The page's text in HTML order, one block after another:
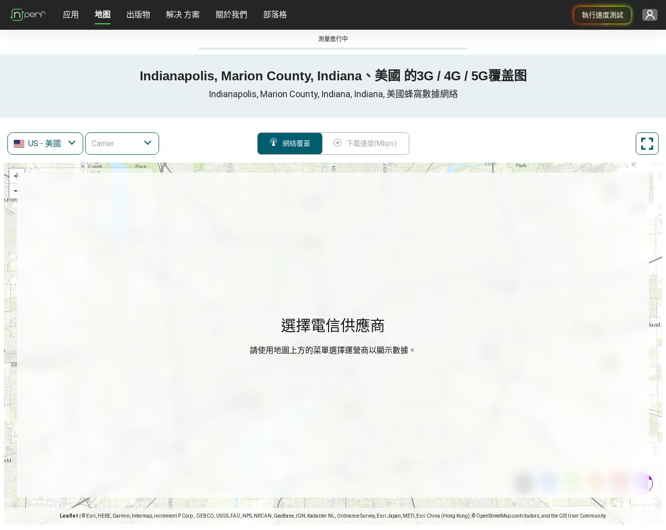
執行速度測試
应用 地图 出版物 解决 方案 關於我們 部落格
測量進行中
Indianapolis, Marion County, Indiana、美國 的3G / 4G / 5G覆盖图
Indianapolis, Marion County, Indiana, Indiana, 美國蜂窩數據網絡
US - 美國 網絡覆蓋 下載速度(Mbps)
+
−
Leaflet © Esri, HERE, Garmin, Intermap, increment P Corp., GEBCO, USGS, FAO, NPS, NRCAN, GeoBase, IGN, Kadaster NL, Ordnance Survey, Esri Japan, METI, Esri China (Hong Kong), © OpenStreetMap contributors, and the GIS User Community
選擇電信供應商
請使用地圖上方的菜單選擇運營商以顯示數據。